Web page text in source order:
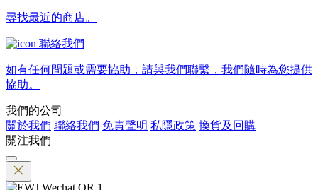
尋找最近的商店。
聯絡我們
如有任何問題或需要協助，請與我們聯繫，我們隨時為您提供
協助。
我們的公司
關於我們 聯絡我們 免責聲明 私隱政策 換貨及回購
關注我們